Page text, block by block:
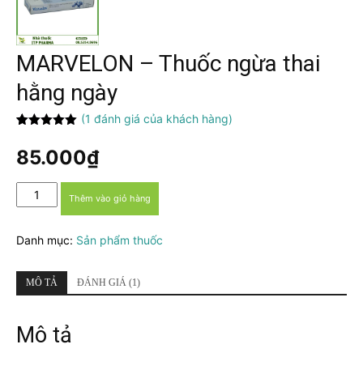
MARVELON – Thuốc ngừa thai
hằng ngày
dựa trên
đánh giá
(1 đánh giá của khách hàng)
85.000₫
MARVELON
-
ngừa
hằng
lượng
Thêm vào giỏ hàng
Danh mục: Sản phẩm thuốc
MÔ TẢ ĐÁNH GIÁ (1)
Mô tả